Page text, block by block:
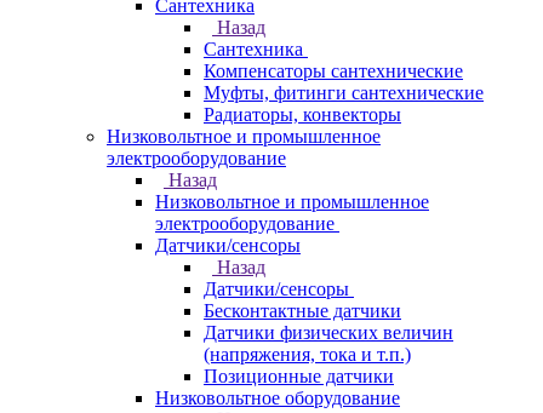
Сантехника
Назад
Сантехника
Компенсаторы сантехнические
Муфты, фитинги сантехнические
Радиаторы, конвекторы
Низковольтное и промышленное
электрооборудование
Назад
Низковольтное и промышленное
электрооборудование
Датчики/сенсоры
Назад
Датчики/сенсоры
Бесконтактные датчики
Датчики физических величин
(напряжения, тока и т.п.)
Позиционные датчики
Низковольтное оборудование